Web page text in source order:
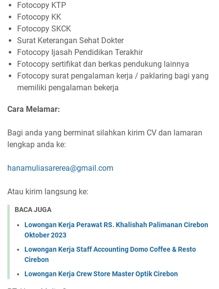
Fotocopy KTP
Fotocopy KK
Fotocopy SKCK
Surat Keterangan Sehat Dokter
Fotocopy Ijasah Pendidikan Terakhir
Fotocopy sertifikat dan berkas pendukung lainnya
Fotocopy surat pengalaman kerja / paklaring bagi yang
memiliki pengalaman bekerja
Cara Melamar:
Bagi anda yang berminat silahkan kirim CV dan lamaran
lengkap anda ke:
hanamuliasarerea@gmail.com
Atau kirim langsung ke:
BACA JUGA
Lowongan Kerja Perawat RS. Khalishah Palimanan Cirebon
Oktober 2023
Lowongan Kerja Staff Accounting Domo Coffee & Resto
Cirebon
Lowongan Kerja Crew Store Master Optik Cirebon